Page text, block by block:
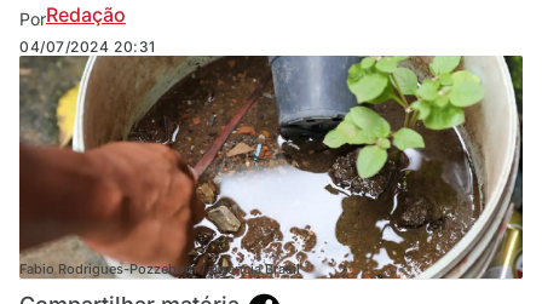
PorRedação
04/07/2024 20:31
Fabio Rodrigues-Pozzebom / Agência Brasil